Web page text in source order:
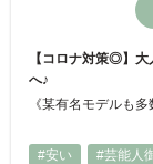
【コロナ対策◎】
へ♪
#安い
#芸能人